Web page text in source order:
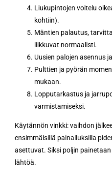
Liukupintojen voitelu
kohtiin).
Mäntien palautus,
liikkuvat normaalisti.
Uusien palojen asennus
Pulttien ja pyörän
mukaan.
Lopputarkastus ja
varmistamiseksi.
Käytännön vinkki: vaihdon
ensimmäisillä painalluksilla
asettuvat. Siksi poljin
lähtöä.